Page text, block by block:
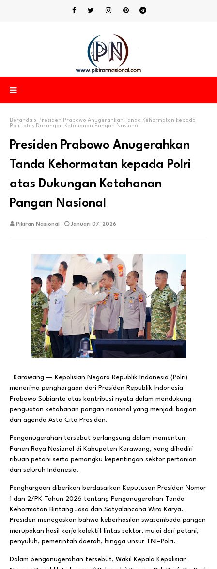
Beranda
Presiden Prabowo Anugerahkan Tanda Kehormatan kepada
Polri atas Dukungan Ketahanan Pangan Nasional
Presiden Prabowo Anugerahkan
Tanda Kehormatan kepada Polri
atas Dukungan Ketahanan
Pangan Nasional
Pikiran Nasional Januari 07, 2026
Karawang — Kepolisian Negara Republik Indonesia (Polri)
menerima penghargaan dari Presiden Republik Indonesia
Prabowo Subianto atas kontribusi nyata dalam mendukung
penguatan ketahanan pangan nasional yang menjadi bagian
dari agenda Asta Cita Presiden.
Penganugerahan tersebut berlangsung dalam momentum
Panen Raya Nasional di Kabupaten Karawang, yang dihadiri
ribuan petani serta pemangku kepentingan sektor pertanian
dari seluruh Indonesia.
Penghargaan diberikan berdasarkan Keputusan Presiden Nomor
1 dan 2/PK Tahun 2026 tentang Penganugerahan Tanda
Kehormatan Bintang Jasa dan Satyalancana Wira Karya.
Presiden menegaskan bahwa keberhasilan swasembada pangan
merupakan hasil kerja kolektif lintas sektor, mulai dari petani,
penyuluh, pemerintah daerah, hingga unsur TNI–Polri.
Dalam penganugerahan tersebut, Wakil Kepala Kepolisian